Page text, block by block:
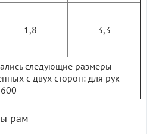
1,8 3,3
следующие размеры
с двух сторон: для рук
рам